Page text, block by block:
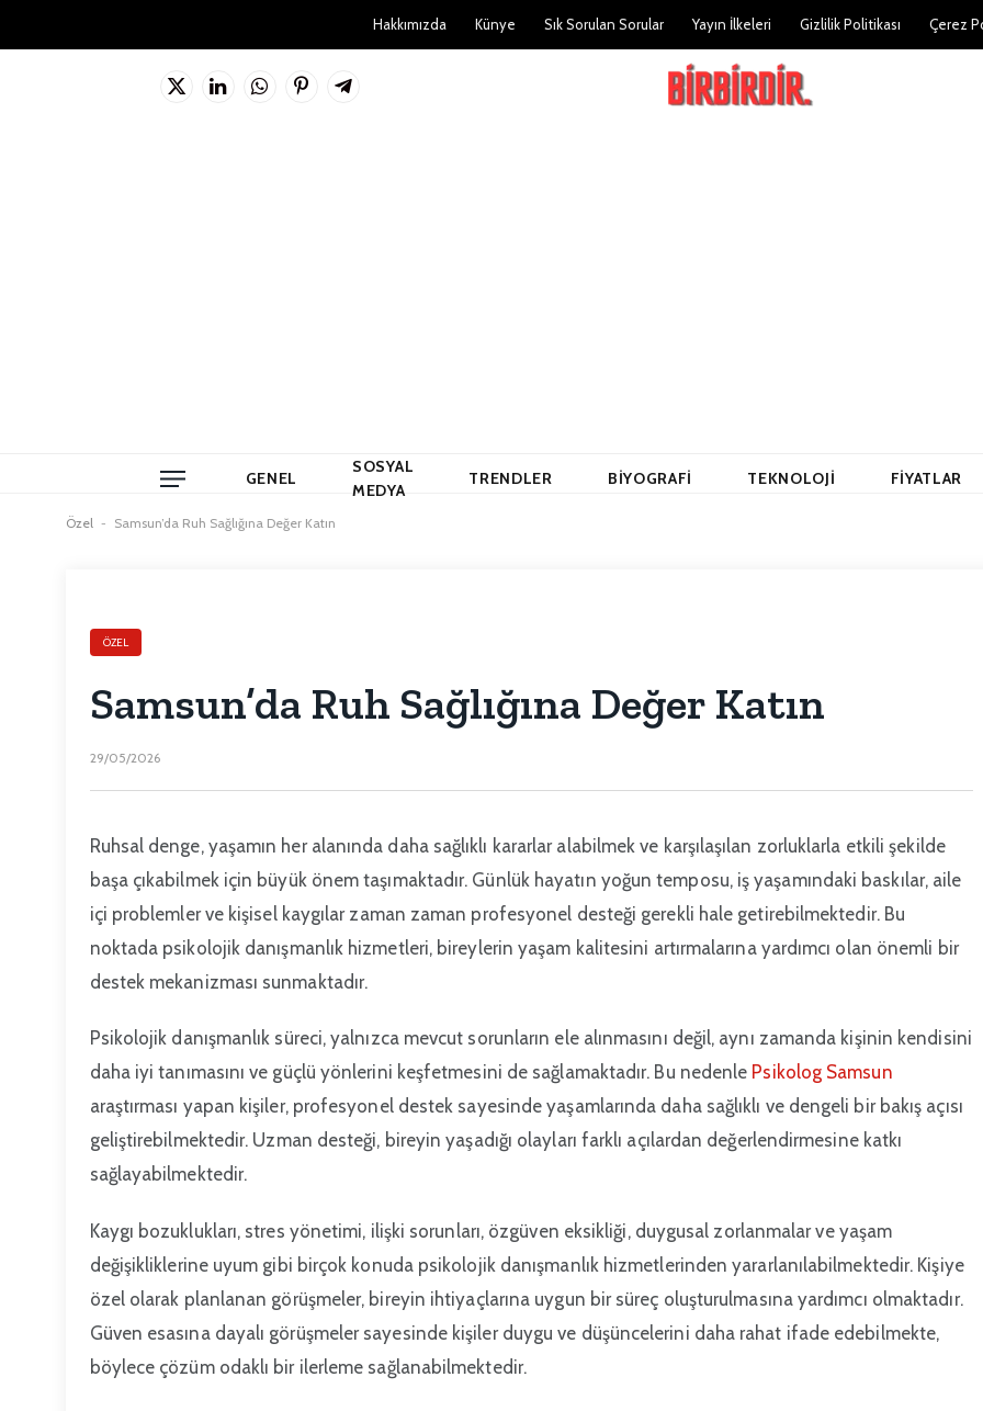
Hakkımızda Künye Sık Sorulan Sorular Yayın İlkeleri Gizlilik Politikası Çerez
X
LinkedInWhatsAppPinterest'in
Telgraf
GENEL
SOSYAL
MEDYA
TRENDLER BIYOGRAFI TEKNOLOJI FIYATLAR
Özel - Samsun’da Ruh Sağlığına Değer Katın
ÖZEL
Samsun’da Ruh Sağlığına Değer Katın
29/05/2026
Ruhsal denge, yaşamın her alanında daha sağlıklı kararlar alabilmek ve karşılaşılan zorluklarla etkili şekilde
başa çıkabilmek için büyük önem taşımaktadır. Günlük hayatın yoğun temposu, iş yaşamındaki baskılar, aile
içi problemler ve kişisel kaygılar zaman zaman profesyonel desteği gerekli hale getirebilmektedir. Bu
noktada psikolojik danışmanlık hizmetleri, bireylerin yaşam kalitesini artırmalarına yardımcı olan önemli bir
destek mekanizması sunmaktadır.
Psikolojik danışmanlık süreci, yalnızca mevcut sorunların ele alınmasını değil, aynı zamanda kişinin kendisini
daha iyi tanımasını ve güçlü yönlerini keşfetmesini de sağlamaktadır. Bu nedenle Psikolog Samsun
araştırması yapan kişiler, profesyonel destek sayesinde yaşamlarında daha sağlıklı ve dengeli bir bakış açısı
geliştirebilmektedir. Uzman desteği, bireyin yaşadığı olayları farklı açılardan değerlendirmesine katkı
sağlayabilmektedir.
Kaygı bozuklukları, stres yönetimi, ilişki sorunları, özgüven eksikliği, duygusal zorlanmalar ve yaşam
değişikliklerine uyum gibi birçok konuda psikolojik danışmanlık hizmetlerinden yararlanılabilmektedir. Kişiye
özel olarak planlanan görüşmeler, bireyin ihtiyaçlarına uygun bir süreç oluşturulmasına yardımcı olmaktadır.
Güven esasına dayalı görüşmeler sayesinde kişiler duygu ve düşüncelerini daha rahat ifade edebilmekte,
böylece çözüm odaklı bir ilerleme sağlanabilmektedir.